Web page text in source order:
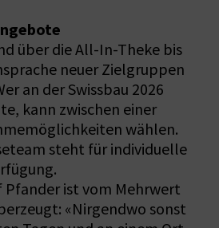
über die All-In-Theke bis
neuer Zielgruppen
an der Swissbau 2026
kann zwischen einer
wählen.
steht für individuelle
Pfander ist vom Mehrwert
«Nirgendwo sonst